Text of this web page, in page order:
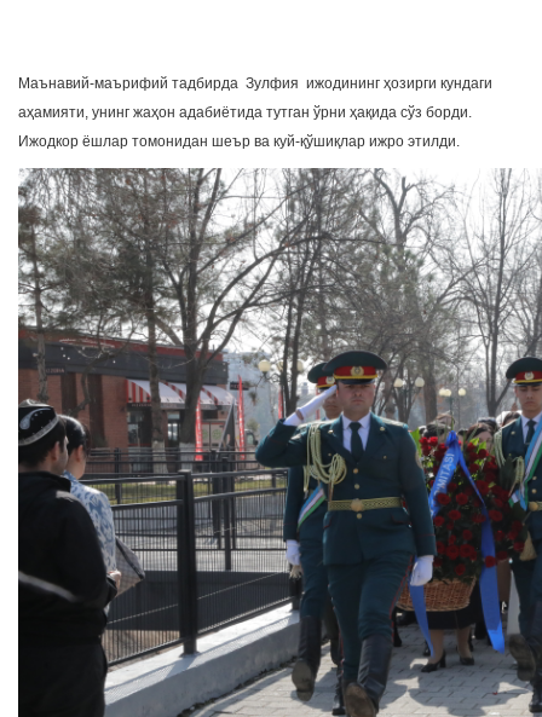
Маънавий-маърифий тадбирда Зулфия ижодининг ҳозирги кундаги
аҳамияти, унинг жаҳон адабиётида тутган ўрни ҳақида сўз борди.
Ижодкор ёшлар томонидан шеър ва куй-қўшиқлар ижро этилди.